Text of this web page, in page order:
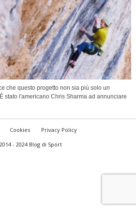
che questo progetto non sia più solo un
stato l'americano Chris Sharma ad annunciare
Cookies
Privacy Policy
- 2024 Blog di Sport